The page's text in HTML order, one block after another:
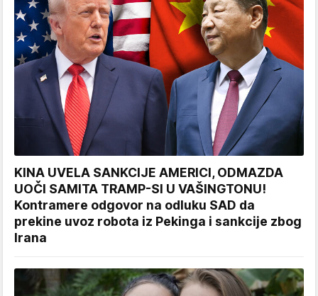
KINA UVELA SANKCIJE AMERICI, ODMAZDA
UOČI SAMITA TRAMP-SI U VAŠINGTONU!
Kontramere odgovor na odluku SAD da
prekine uvoz robota iz Pekinga i sankcije zbog
Irana